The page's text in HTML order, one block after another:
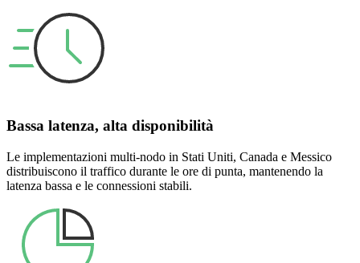
Bassa latenza, alta disponibilità
Le implementazioni multi-nodo in Stati Uniti, Canada e Messico
distribuiscono il traffico durante le ore di punta, mantenendo la
latenza bassa e le connessioni stabili.